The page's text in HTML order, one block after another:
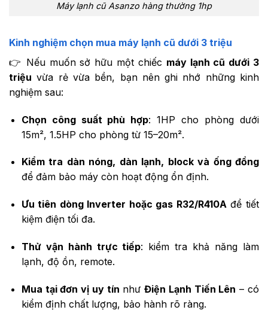
Máy lạnh cũ Asanzo hàng thường 1hp
Kinh nghiệm chọn mua máy lạnh cũ dưới 3 triệu
👉 Nếu muốn sở hữu một chiếc máy lạnh cũ dưới 3
triệu vừa rẻ vừa bền, bạn nên ghi nhớ những kinh
nghiệm sau:
Chọn công suất phù hợp: 1HP cho phòng dưới
15m², 1.5HP cho phòng từ 15–20m².
Kiểm tra dàn nóng, dàn lạnh, block và ống đồng
để đảm bảo máy còn hoạt động ổn định.
Ưu tiên dòng Inverter hoặc gas R32/R410Ađể tiết
kiệm điện tối đa.
Thử vận hành trực tiếp: kiểm tra khả năng làm
lạnh, độ ồn, remote.
Mua tại đơn vị uy tín nhưĐiện Lạnh Tiến Lên – có
kiểm định chất lượng, bảo hành rõ ràng.